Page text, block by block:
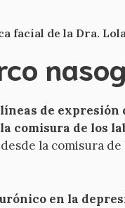
facial de la Dra.
líneas de expresión
comisura de los
la comisura de
en la